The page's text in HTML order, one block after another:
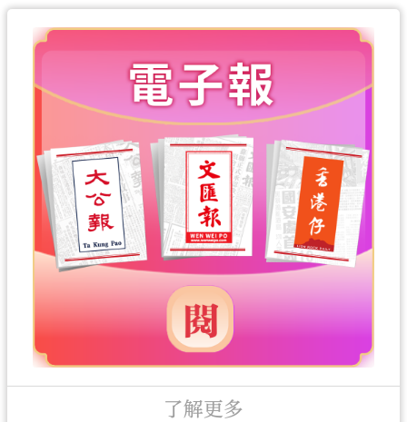
了解更多